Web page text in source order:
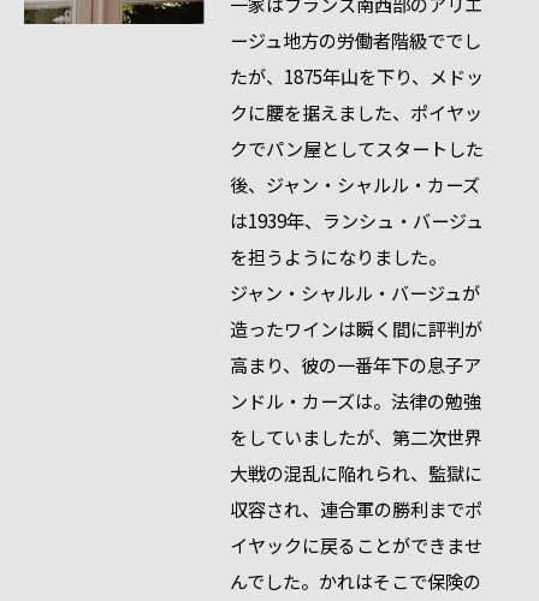
ージュ地方の労働者階級ででし
たが、1875年山を下り、メドッ
クに腰を据えました、ポイヤッ
クでパン屋としてスタートした
後、ジャン・シャルル・カーズ
は1939年、ランシュ・バージュ
を担うようになりました。
ジャン・シャルル・バージュが
造ったワインは瞬く間に評判が
高まり、彼の一番年下の息子ア
ンドル・カーズは。法律の勉強
をしていましたが、第二次世界
大戦の混乱に陥れられ、監獄に
収容され、連合軍の勝利までポ
イヤックに戻ることができませ
んでした。かれはそこで保険の